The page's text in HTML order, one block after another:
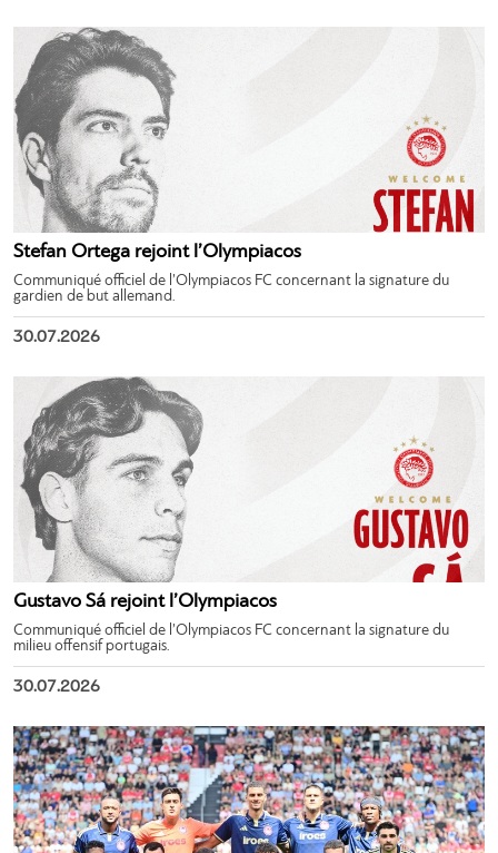
Stefan Ortega rejoint l’Olympiacos
Communiqué officiel de l’Olympiacos FC concernant la signature du
gardien de but allemand.
30.07.2026
Gustavo Sá rejoint l’Olympiacos
Communiqué officiel de l’Olympiacos FC concernant la signature du
milieu offensif portugais.
30.07.2026